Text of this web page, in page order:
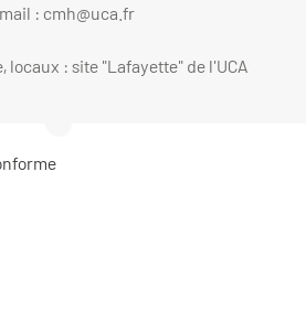
: cmh@uca.fr
locaux : site "Lafayette" de l'UCA